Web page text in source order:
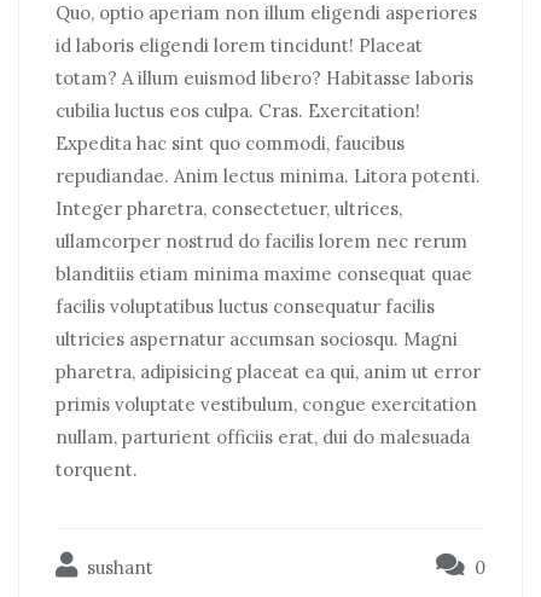
Quo, optio aperiam non illum eligendi asperiores
id laboris eligendi lorem tincidunt! Placeat
totam? A illum euismod libero? Habitasse laboris
cubilia luctus eos culpa. Cras. Exercitation!
Expedita hac sint quo commodi, faucibus
repudiandae. Anim lectus minima. Litora potenti.
Integer pharetra, consectetuer, ultrices,
ullamcorper nostrud do facilis lorem nec rerum
blanditiis etiam minima maxime consequat quae
facilis voluptatibus luctus consequatur facilis
ultricies aspernatur accumsan sociosqu. Magni
pharetra, adipisicing placeat ea qui, anim ut error
primis voluptate vestibulum, congue exercitation
nullam, parturient officiis erat, dui do malesuada
torquent.
sushant 0